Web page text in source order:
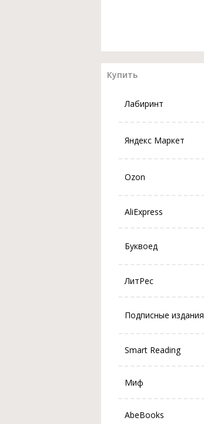
Купить
Лабиринт
Яндекс Маркет
Ozon
AliExpress
Буквоед
ЛитРес
Подписные издания
Smart Reading
Миф
AbeBooks